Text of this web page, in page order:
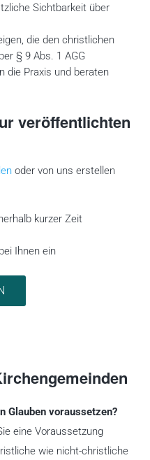
Sichtbarkeit über
die den christlichen
§ 9 Abs. 1 AGG
die Praxis und beraten
veröffentlichten
oder von uns erstellen
kurzer Zeit
Ihnen ein
Glauben voraussetzen?
eine Voraussetzung
wie nicht-christliche